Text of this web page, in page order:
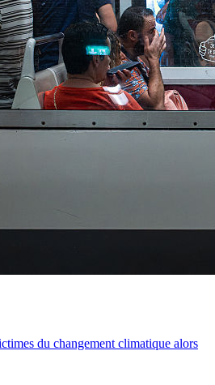
du changement climatique alors